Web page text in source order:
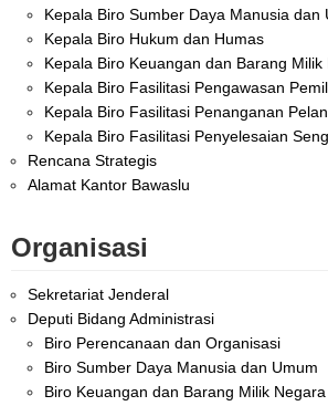
Kepala Biro Sumber Daya Manusia dan
Kepala Biro Hukum dan Humas
Kepala Biro Keuangan dan Barang Milik
Kepala Biro Fasilitasi Pengawasan
Kepala Biro Fasilitasi Penanganan
Kepala Biro Fasilitasi Penyelesaian
Rencana Strategis
Alamat Kantor Bawaslu
Organisasi
Sekretariat Jenderal
Deputi Bidang Administrasi
Biro Perencanaan dan Organisasi
Biro Sumber Daya Manusia dan Umum
Biro Keuangan dan Barang Milik Negara